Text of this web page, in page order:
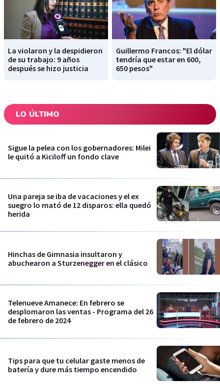
La violaron y la despidieron
de su trabajo: 9 años
después se hizo justicia
Guillermo Francos: "El dólar
tendría que estar en 600,
650 pesos"
LO ÚLTIMO
Sigue la pelea con los gobernadores: Milei
le quitó a Kiciloff un fondo clave
Una pareja se iba de vacaciones y el ex
suegro lo mató de 12 disparos: ella quedó
herida
Hinchas de Gimnasia insultaron y
abuchearon a Sturzenegger en el clásico
Telenueve Amanece: En febrero se
desplomaron las ventas - Programa del 26
de febrero de 2024
Tips para que tu celular gaste menos de
batería y dure más tiempo encendido